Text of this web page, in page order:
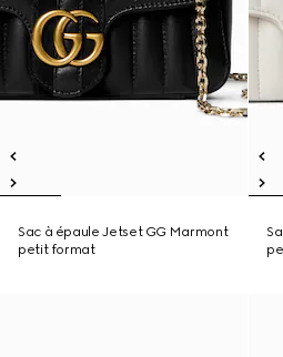
Sac à épaule Jetset GG Marmont
petit format